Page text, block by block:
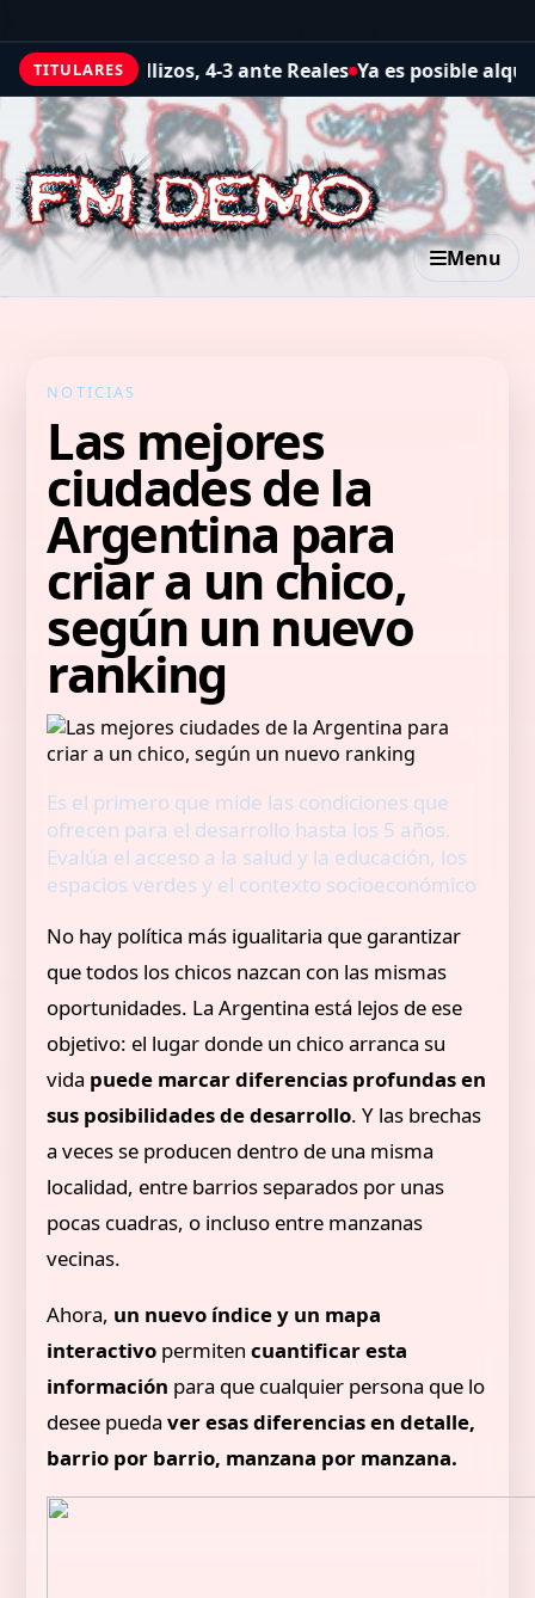
TITULARES
Ya es posible alquilar a un desconocido para
Menu
NOTICIAS
Las mejores
ciudades de la
Argentina para
criar a un chico,
según un nuevo
ranking
Es el primero que mide las condiciones que
ofrecen para el desarrollo hasta los 5 años.
Evalúa el acceso a la salud y la educación, los
espacios verdes y el contexto socioeconómico
No hay política más igualitaria que garantizar
que todos los chicos nazcan con las mismas
oportunidades. La Argentina está lejos de ese
objetivo: el lugar donde un chico arranca su
vida puede marcar diferencias profundas en
sus posibilidades de desarrollo. Y las brechas
a veces se producen dentro de una misma
localidad, entre barrios separados por unas
pocas cuadras, o incluso entre manzanas
vecinas.
Ahora, un nuevo índice y un mapa
interactivo permitencuantificar esta
información para que cualquier persona que lo
desee pueda ver esas diferencias en detalle,
barrio por barrio, manzana por manzana.